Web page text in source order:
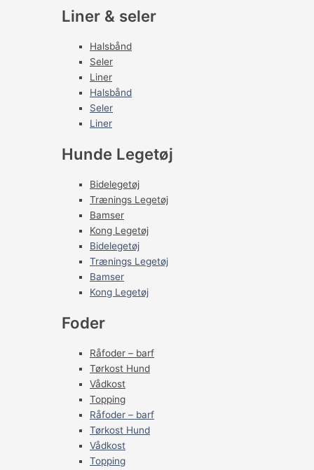
Liner & seler
Halsbånd
Seler
Liner
Halsbånd
Seler
Liner
Hunde Legetøj
Bidelegetøj
Trænings Legetøj
Bamser
Kong Legetøj
Bidelegetøj
Trænings Legetøj
Bamser
Kong Legetøj
Foder
Råfoder – barf
Tørkost Hund
Vådkost
Topping
Råfoder – barf
Tørkost Hund
Vådkost
Topping